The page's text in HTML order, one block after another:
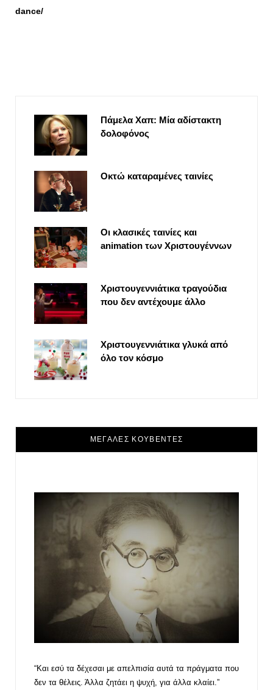
dance/
Πάμελα Χαπ: Μία αδίστακτη
δολοφόνος
Οκτώ καταραμένες ταινίες
Οι κλασικές ταινίες και
animation των Χριστουγέννων
Χριστουγεννιάτικα τραγούδια
που δεν αντέχουμε άλλο
Χριστουγεννιάτικα γλυκά από
όλο τον κόσμο
ΜΕΓΑΛΕΣ ΚΟΥΒΕΝΤΕΣ
“Και εσύ τα δέχεσαι με απελπισία αυτά τα πράγματα που
δεν τα θέλεις. Άλλα ζητάει η ψυχή, για άλλα κλαίει.”